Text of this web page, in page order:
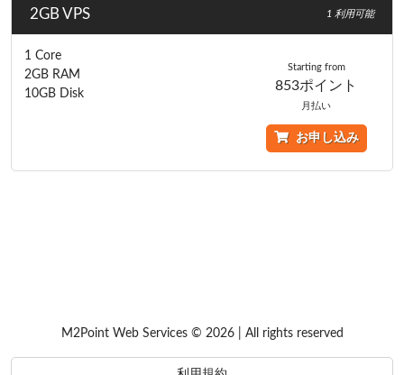
2GB VPS 1 利用可能
1 Core
2GB RAM
10GB Disk
Starting from
853ポイント
月払い
お申し込み
M2Point Web Services © 2026 | All rights reserved